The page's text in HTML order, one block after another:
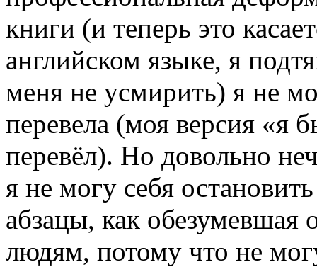
книги (и теперь это
английском языке, я
меня не усмирить) я не
перевела (моя версия «я
перевёл). Но довольно
я не могу себя
абзацы, как обезумевшая
людям, потому что не